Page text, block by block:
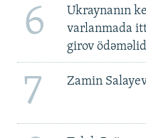
6
Ukraynanın
varlanmada
girov
7 Zamin